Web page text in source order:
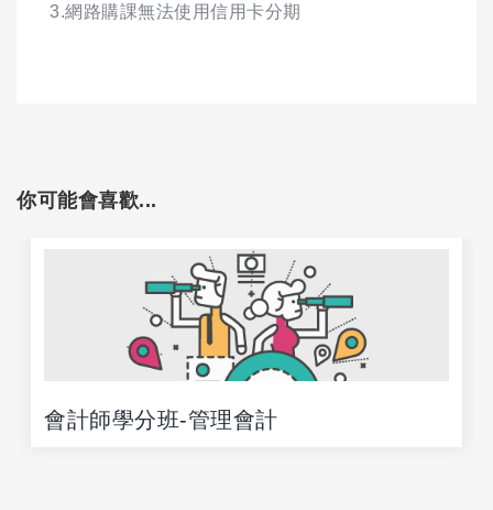
3.網路購課無法使用信用卡分期
你可能會喜歡...
會計師學分班-管理會計